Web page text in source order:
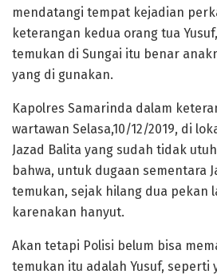
mendatangi tempat kejadian
keterangan kedua orang tua
temukan di Sungai itu benar
yang di gunakan.
Kapolres Samarinda dalam
wartawan Selasa,10/12/2019, di
Jazad Balita yang sudah tidak
bahwa, untuk dugaan sementara
temukan, sejak hilang dua pekan
karenakan hanyut.
Akan tetapi Polisi belum bisa
temukan itu adalah Yusuf, seperti